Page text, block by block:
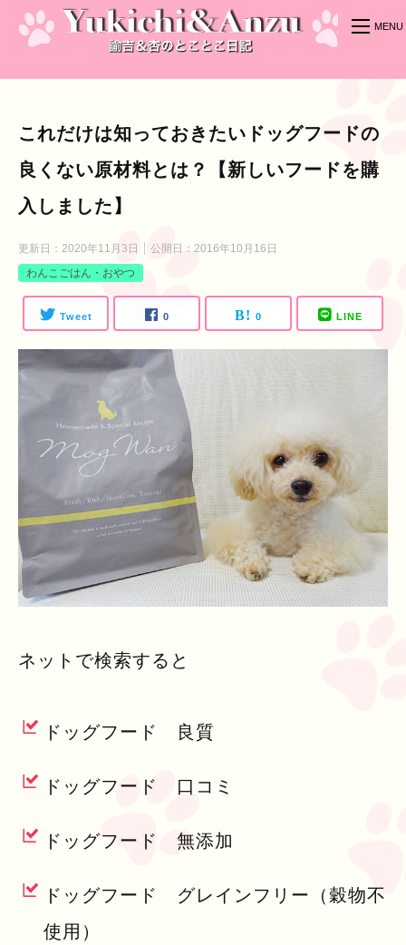
これだけは知っておきたいドッグフードの
良くない原材料とは？【新しいフードを購
入しました】
更新日： 2020年11月3日 公開日： 2016年10月16日
わんこごはん・おやつ
Tweet 0 0 LINE
ネットで検索すると
ドッグフード 良質
ドッグフード 口コミ
ドッグフード 無添加
ドッグフード グレインフリー（穀物不
使用）